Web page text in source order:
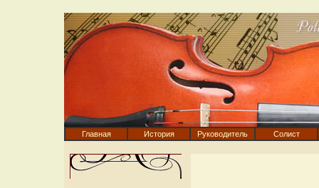
Главная История Руководитель Солист